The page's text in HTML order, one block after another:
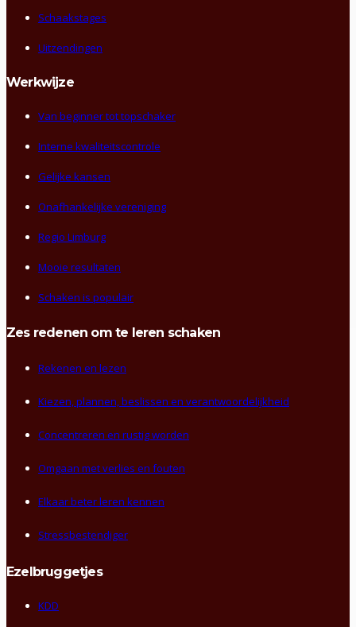
Schaakstages
Uitzendingen
Werkwijze
Van beginner tot topschaker
Interne kwaliteitscontrole
Gelijke kansen
Onafhankelijke vereniging
Regio Limburg
Mooie resultaten
Schaken is populair
Zes redenen om te leren schaken
Rekenen en lezen
Kiezen, plannen, beslissen en verantwoordelijkheid
Concentreren en rustig worden
Omgaan met verlies en fouten
Elkaar beter leren kennen
Stressbestendiger
Ezelbruggetjes
KDD